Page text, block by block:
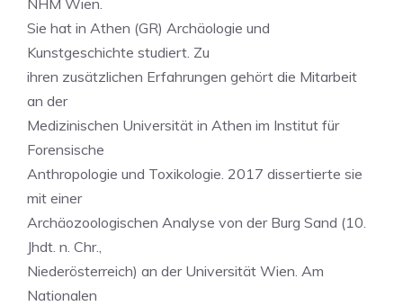
NHM Wien.
Sie hat in Athen (GR) Archäologie und
Kunstgeschichte studiert. Zu
ihren zusätzlichen Erfahrungen gehört die Mitarbeit
an der
Medizinischen Universität in Athen im Institut für
Forensische
Anthropologie und Toxikologie. 2017 dissertierte sie
mit einer
Archäozoologischen Analyse von der Burg Sand (10.
Jhdt. n. Chr.,
Niederösterreich) an der Universität Wien. Am
Nationalen